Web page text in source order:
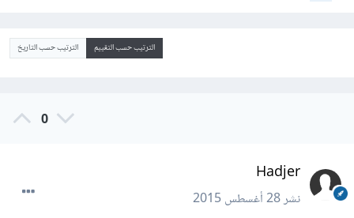
الترتيب حسب التقييم الترتيب حسب التاريخ
0
Hadjer
نشر28 أغسطس 2015